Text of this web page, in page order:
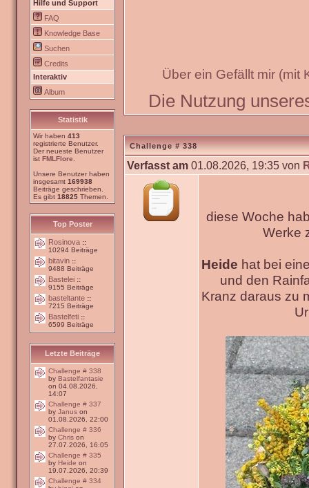
Hilfe und Support
FAQ
Knowledge Base
Suchen
Credits
Interaktiv
Album
Statistik
Wir haben 413
registrierte Benutzer.
Der neueste Benutzer
ist FMLFlore
Unsere Benutzer haben
insgesamt 169938
Beiträge geschrieben.
Es gibt 18825 Themen.
Top Poster
Rosinova ::
10294 Beiträge
bitavin ::
9488 Beiträge
Bastelei ::
9155 Beiträge
basteltante ::
7215 Beiträge
Bastelfeti ::
6599 Beiträge
Letzte Beiträge
Challenge # 338
by Bastelfantasie
on 04.08.2026,
14:07
Challenge # 337
by Janus on
01.08.2026, 22:00
Challenge # 336
by Chris on
27.07.2026, 16:05
Challenge # 335
by Heide on
19.07.2026, 20:39
Challenge # 334
Über ein Gefällt mir (mit
Die Nutzung
Challenge # 338
Verfasst am 01.08.2026, 19:35 von
diese Woche
Werke
Heide hat bei
und den
Kranz daraus zu